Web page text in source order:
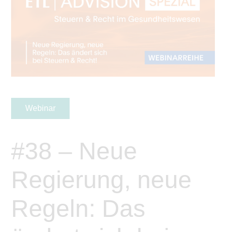
Webinar
#38 – Neue
Regierung, neue
Regeln: Das